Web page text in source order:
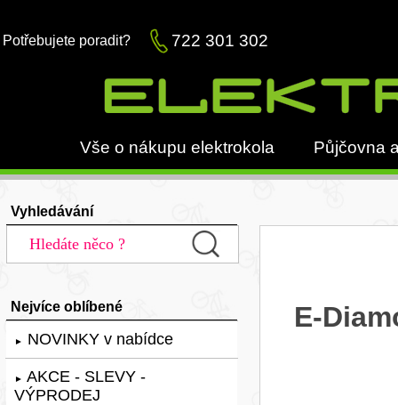
Potřebujete poradit? 722 301 302
Vše o nákupu elektrokola Půjčovna
Vyhledávání
Nejvíce oblíbené
► NOVINKY v nabídce
► AKCE - SLEVY -
VÝPRODEJ
E-